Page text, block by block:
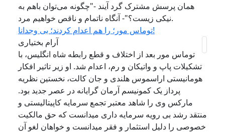
همان پرسش مشترک گرد آیند -"چگونه می‌توان باهم به
نیکی زیست؟"- آنگاه ناتمام و ناقص خواهیم مرد.
توماس مور؛ را هم اعدام کردند؛ بی وجدانا!
آرام بختیاری
توماس مور بعد از اختلاف و قطع رابطه شاه انگلیس، با
تشکیلات پاپ و واتیکان و رم، اعدام شد. او زیر تاثیر افکار
هومانیستی اراسموس هلندی و جان کالت، نخستین نظریه
پرداز یک کمونیسم آرمان گرایانه در عصر جدید بود.
مارکس وی را شاهد معتبر تجمع سرمایه کاپیتالیستی و
منتقد رشد بی رویه سرمایه داری میدانست که حق مالکیت
خصوصی را دلیل استثمار و فقر میدانست و خواهان لغو آن